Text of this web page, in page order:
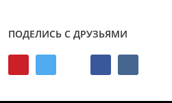
ПОДЕЛИСЬ С ДРУЗЬЯМИ